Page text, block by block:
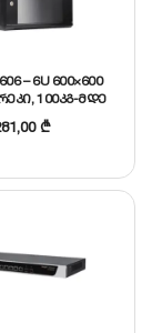
– 6U 600×600
100კგ-მდე
₾